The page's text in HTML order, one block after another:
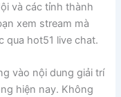
và các tỉnh thành
xem stream mà
qua hot51 live chat.
vào nội dung giải trí
hiện nay. Không